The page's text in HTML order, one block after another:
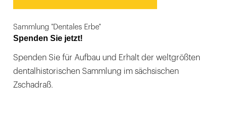
Sammlung "Dentales Erbe"
Spenden Sie jetzt!
Spenden Sie für Aufbau und Erhalt der weltgrößten
dentalhistorischen Sammlung im sächsischen
Zschadraß.